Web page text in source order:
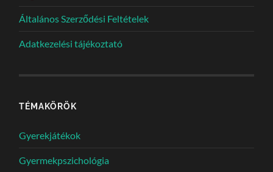
Általános Szerződési Feltételek
Adatkezelési tájékoztató
TÉMAKÖRÖK
Gyerekjátékok
Gyermekpszichológia